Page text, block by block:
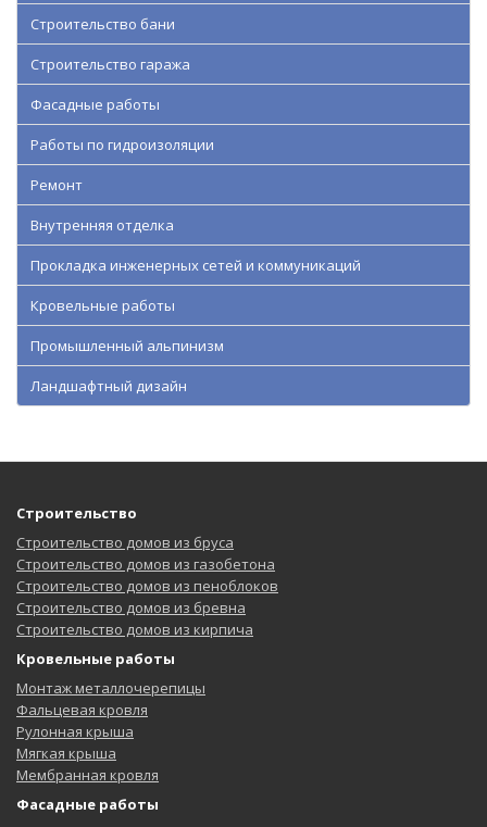
Строительство бани
Строительство гаража
Фасадные работы
Работы по гидроизоляции
Ремонт
Внутренняя отделка
Прокладка инженерных сетей и коммуникаций
Кровельные работы
Промышленный альпинизм
Ландшафтный дизайн
Строительство
Строительство домов из бруса
Строительство домов из газобетона
Строительство домов из пеноблоков
Строительство домов из бревна
Строительство домов из кирпича
Кровельные работы
Монтаж металлочерепицы
Фальцевая кровля
Рулонная крыша
Мягкая крыша
Мембранная кровля
Фасадные работы